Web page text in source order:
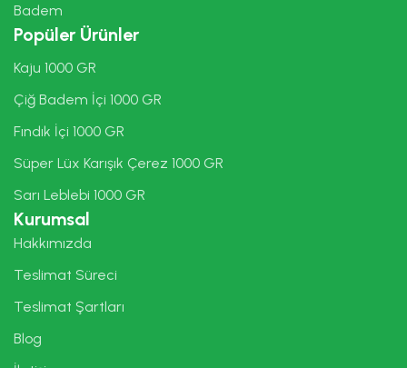
Badem
Popüler Ürünler
Kaju 1000 GR
Çiğ Badem İçi 1000 GR
Fındık İçi 1000 GR
Süper Lüx Karışık Çerez 1000 GR
Sarı Leblebi 1000 GR
Kurumsal
Hakkımızda
Teslimat Süreci
Teslimat Şartları
Blog